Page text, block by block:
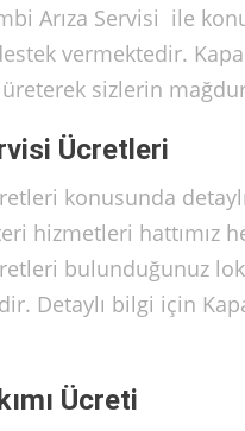
Arıza Servisi ile
vermektedir.
sizlerin
Ücretleri
konusunda
hizmetleri hattımız
bulunduğunuz
Detaylı bilgi için
Ücreti